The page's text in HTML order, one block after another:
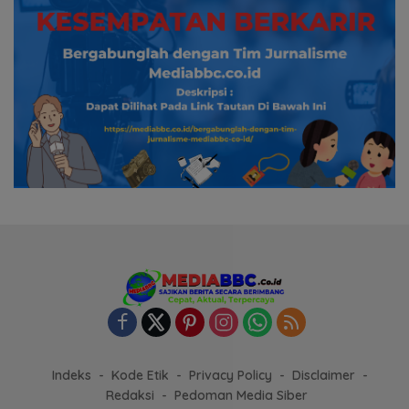
Indeks Kode Etik Privacy Policy
Disclaimer
Redaksi
Pedoman Media Siber